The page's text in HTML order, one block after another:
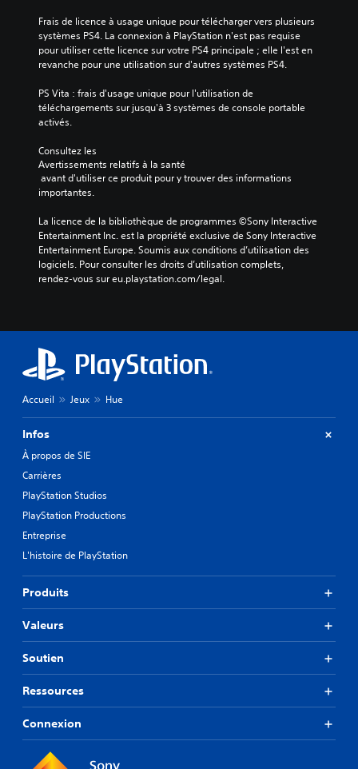
Frais de licence à usage unique pour télécharger vers plusieurs
systèmes PS4. La connexion à PlayStation n'est pas requise
pour utiliser cette licence sur votre PS4 principale ; elle l'est en
revanche pour une utilisation sur d'autres systèmes PS4.
PS Vita : frais d'usage unique pour l'utilisation de
téléchargements sur jusqu'à 3 systèmes de console portable
activés.
Consultez les
Avertissements relatifs à la santé
importantes.
La licence de la bibliothèque de programmes ©Sony Interactive
Entertainment Inc. est la propriété exclusive de Sony Interactive
Entertainment Europe. Soumis aux conditions d’utilisation des
logiciels. Pour consulter les droits d’utilisation complets,
rendez-vous sur eu.playstation.com/legal.
Accueil Jeux Hue
Infos
À propos de SIE
Carrières
PlayStation Studios
PlayStation Productions
Entreprise
L'histoire de PlayStation
Produits
Valeurs
Soutien
Ressources
Connexion